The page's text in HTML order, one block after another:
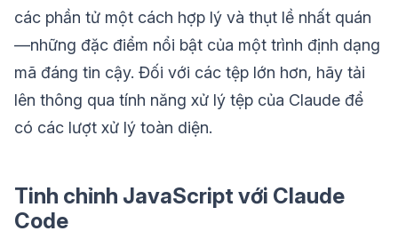
các phần tử một cách hợp lý và thụt lề nhất quán
—những đặc điểm nổi bật của một trình định dạng
mã đáng tin cậy. Đối với các tệp lớn hơn, hãy tải
lên thông qua tính năng xử lý tệp của Claude để
có các lượt xử lý toàn diện.
Tinh chỉnh JavaScript với Claude
Code